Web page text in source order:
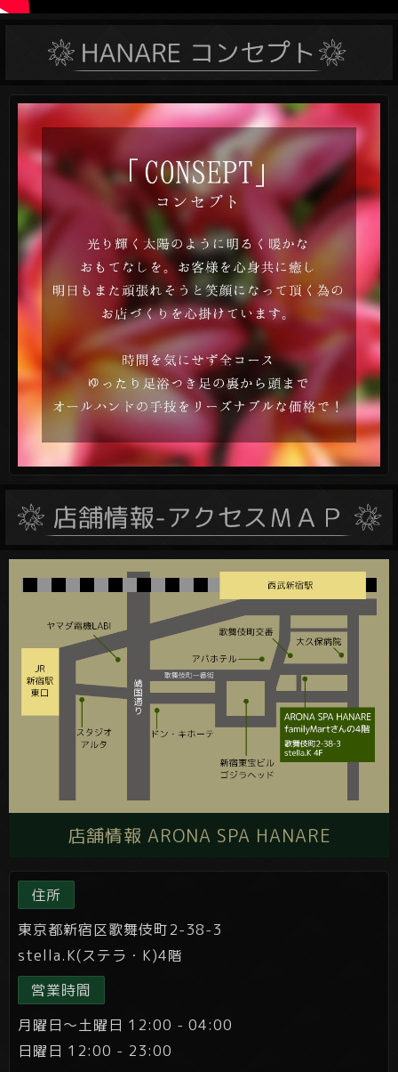
店舗情報 ARONA SPA HANARE
住所
東京都新宿区歌舞伎町2-38-3
stella.K(ステラ・K)4階
営業時間
月曜日～土曜日 12:00 - 04:00
日曜日 12:00 - 23:00